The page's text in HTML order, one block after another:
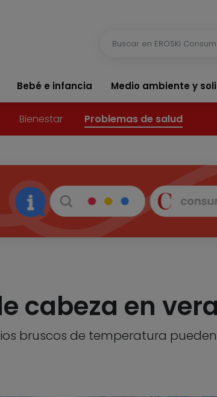
Bebé e infancia Medio ambiente y
Bienestar Problemas de salud
cabeza en
bruscos de temperatura